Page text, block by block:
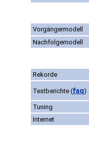
Vorgängermodell
Nachfolgemodell
Rekorde
Testberichte (faq)
Tuning
Internet